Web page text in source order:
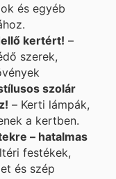
és egyéb
kertért! –
szerek,
szolár
– Kerti lámpák,
a kertben.
– hatalmas
festékek,
és szép